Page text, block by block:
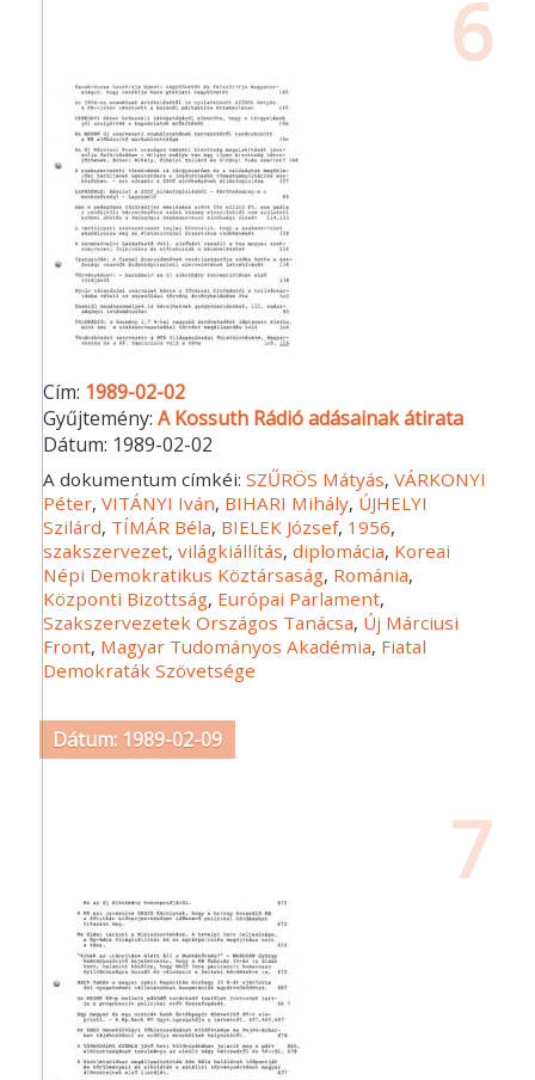
6
Cím: 1989-02-02
Gyűjtemény:A Kossuth Rádió adásainak átirata
Dátum: 1989-02-02
A dokumentum címkéi:SZŰRÖS Mátyás,VÁRKONYI
Péter,VITÁNYI Iván, BIHARI Mihály, ÚJHELYI
Szilárd, TÍMÁR Béla, BIELEK József, 1956,
szakszervezet,világkiállítás,diplomácia, Koreai
Népi Demokratikus Köztársaság, Románia,
Központi Bizottság, Európai Parlament,
Szakszervezetek Országos Tanácsa, Új Márciusi
Front, Magyar Tudományos Akadémia, Fiatal
Demokraták Szövetsége
Dátum: 1989-02-09
7